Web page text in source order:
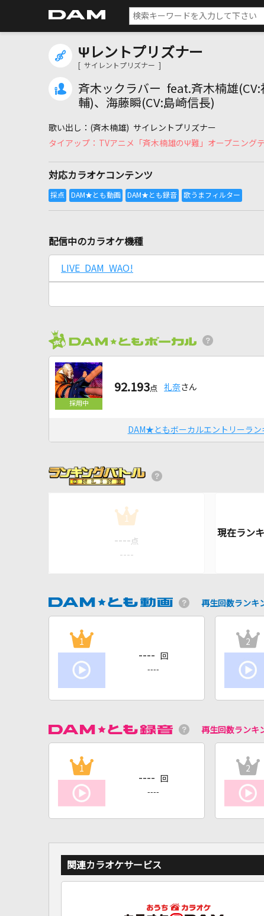
Ψレントプリズナー
[ サイレントプリズナー ]
斉木ックラバー feat.斉木楠雄
輔)、海藤瞬(CV:島崎信長)
(斉木楠雄) サイレントプリズナー
TVアニメ「斉木楠雄のΨ難」オープニング
対応カラオケコンテンツ
配信中のカラオケ機種
LIVE DAM WAO!
92.193点 礼奈さん
DAM★ともボーカルエントリーラン
1
---- 点
----
再生回数ランキ
1
---- 回
----
2
再生回数ランキ
1
---- 回
----
2
関連カラオケサービス